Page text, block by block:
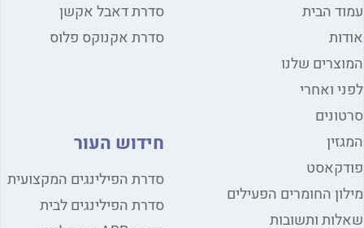
הבית
שלנו
ואחרי
החומרים הפעילים
ותשובות
סדרת דאבל אקשן
סדרת אקנוקס פלוס
חידוש העור
סדרת הפילינגים המקצועית
סדרת הפילינגים לבית